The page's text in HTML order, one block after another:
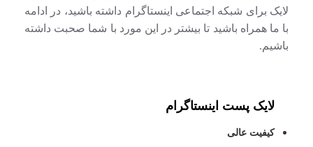
لایک برای شبکه اجتماعی اینستاگرام داشته باشید، در ادامه
با ما همراه باشید تا بیشتر در این مورد با شما صحبت داشته
باشیم.
لایک پست اینستاگرام
کیفیت عالی